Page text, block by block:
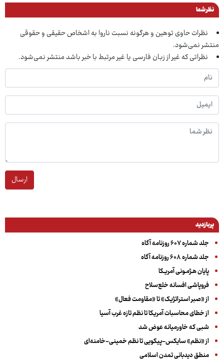
نظر شما
نظرات حاوی توهین و هرگونه نسبت ناروا به اشخاص حقیقی و حقوقی
منتشر نمی‌شود.
نظراتی که غیر از زبان فارسی یا غیر مرتبط با خبر باشد منتشر نمی‌شود.
ارسال
پربازدید
جلد شماره ۶۰۷ روزنامه آگاه
جلد شماره ۶۰۸ روزنامه آگاه
پایان هـژمـونی آمریـکا
فروپاشی افسانه خلع‌سلاح
از «صبر استراتژیک» تا «مقاومت فعال»
از خطای محاسبات آمریکا تا نظم تازه غرب آسیا
شبی که خاورمیانه عوض شد
از «نظم» سایکس-پیکویی تا نظم خمینی-خامنه‌ای
منطق دیدبانی تمدن اسلامی